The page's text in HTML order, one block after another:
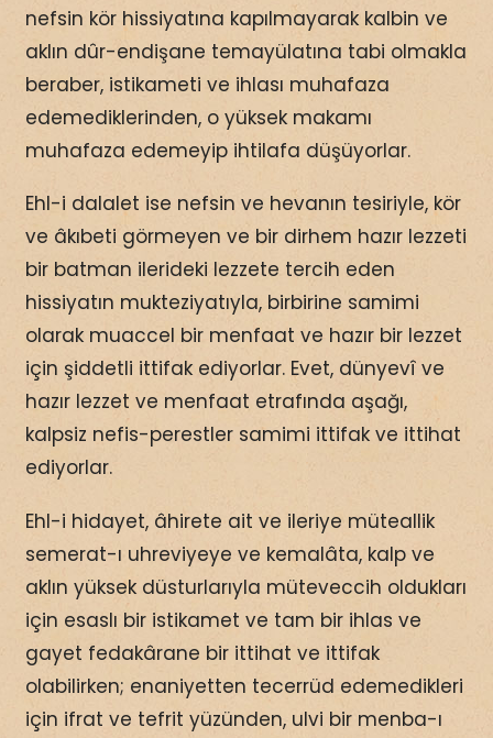
nefsin kör hissiyatına kapılmayarak kalbin ve
aklın dûr-endişane temayülatına tabi olmakla
beraber, istikameti ve ihlası muhafaza
edemediklerinden, o yüksek makamı
muhafaza edemeyip ihtilafa düşüyorlar.
Ehl-i dalalet ise nefsin ve hevanın tesiriyle, kör
ve âkıbeti görmeyen ve bir dirhem hazır lezzeti
bir batman ilerideki lezzete tercih eden
hissiyatın mukteziyatıyla, birbirine samimi
olarak muaccel bir menfaat ve hazır bir lezzet
için şiddetli ittifak ediyorlar. Evet, dünyevî ve
hazır lezzet ve menfaat etrafında aşağı,
kalpsiz nefis-perestler samimi ittifak ve ittihat
ediyorlar.
Ehl-i hidayet, âhirete ait ve ileriye müteallik
semerat-ı uhreviyeye ve kemalâta, kalp ve
aklın yüksek düsturlarıyla müteveccih oldukları
için esaslı bir istikamet ve tam bir ihlas ve
gayet fedakârane bir ittihat ve ittifak
olabilirken; enaniyetten tecerrüd edemedikleri
için ifrat ve tefrit yüzünden, ulvi bir menba-ı